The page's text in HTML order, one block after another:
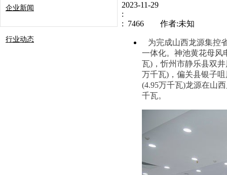
企业新闻
行业动态
2023-11-29
:
: 7466 作者:未知
为完成山西龙源集控
一体化。神池黄花母风
瓦)，忻州市静乐县双
万千瓦)，偏关县银子
(4.95万千瓦)龙源在山
千瓦。